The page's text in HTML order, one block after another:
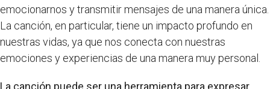
emocionarnos y transmitir mensajes de una manera única.
La canción, en particular, tiene un impacto profundo en
nuestras vidas, ya que nos conecta con nuestras
emociones y experiencias de una manera muy personal.
La canción puede ser una herramienta para expresar